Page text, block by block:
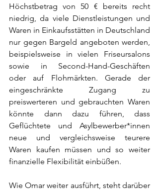
Höchstbetrag von 50 € bereits recht
niedrig, da viele Dienstleistungen und
Waren in Einkaufsstätten in Deutschland
nur gegen Bargeld angeboten werden,
beispielsweise in vielen Friseursalons
sowie in Second-Hand-Geschäften
oder auf Flohmärkten. Gerade der
eingeschränkte Zugang zu
preiswerteren und gebrauchten Waren
könnte dann dazu führen, dass
Geflüchtete und Asylbewerber*innen
neue und vergleichsweise teurere
Waren kaufen müssen und so weiter
finanzielle Flexibilität einbüßen.
Wie Omar weiter ausführt, steht darüber